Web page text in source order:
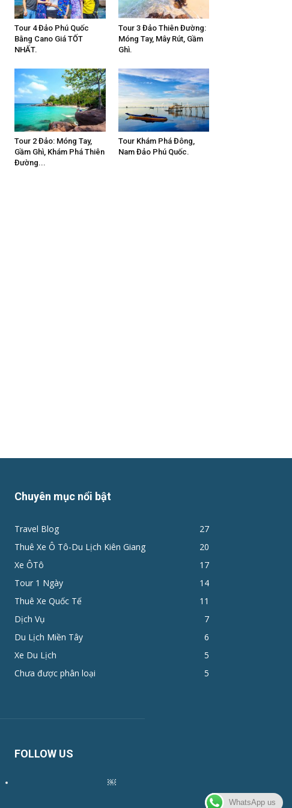
Tour 4 Đảo Phú Quốc
Bằng Cano Giá TỐT
NHẤT.
Tour 3 Đảo Thiên Đường:
Móng Tay, Mây Rút, Gầm
Ghì.
Tour 2 Đảo: Móng Tay,
Gầm Ghì, Khám Phá Thiên
Đường...
Tour Khám Phá Đông,
Nam Đảo Phú Quốc.
Chuyên mục nổi bật
Travel Blog
27
Thuê Xe Ô Tô-Du Lịch Kiên Giang
20
Xe ÔTô
17
Tour 1 Ngày
14
Thuê Xe Quốc Tế
11
Dịch Vụ
7
Du Lịch Miền Tây
6
Xe Du Lịch
5
Chưa được phân loại
5
FOLLOW US
￼
WhatsApp us